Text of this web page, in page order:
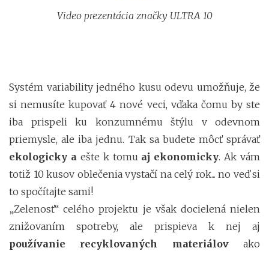
Video prezentácia značky ULTRA 10
Systém variability jedného kusu odevu umožňuje, že
si nemusíte kupovať 4 nové veci, vďaka čomu by ste
iba prispeli ku konzumnému štýlu v odevnom
priemysle, ale iba jednu. Tak sa budete môcť správať
ekologicky a ešte k tomu aj ekonomicky. Ak vám
totiž 10 kusov oblečenia vystačí na celý rok... no veď si
to spočítajte sami!
„Zelenosť“ celého projektu je však docielená nielen
znižovaním spotreby, ale prispieva k nej aj
používanie recyklovaných materiálovako